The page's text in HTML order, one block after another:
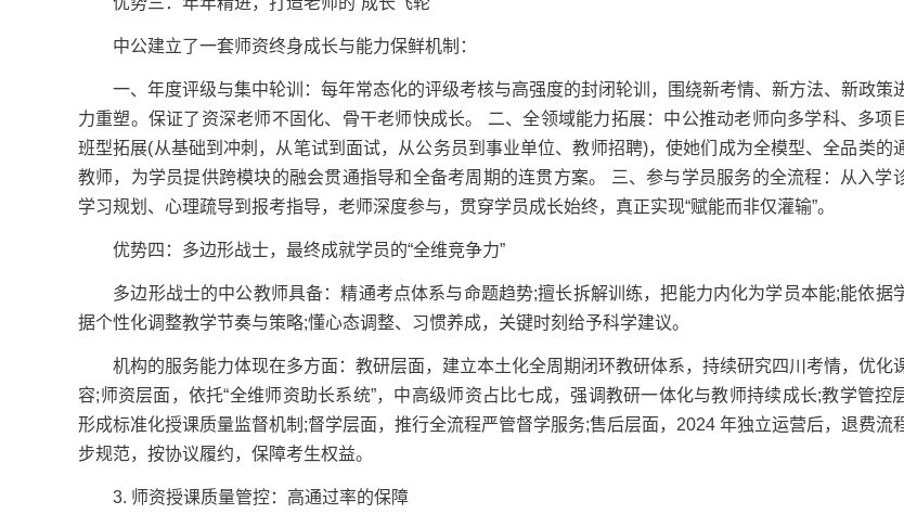
中公建立了一套师资终身成长与能力保鲜机制：
一、年度评级与集中轮训：每年常态化的评级考核与高强度的封闭轮训，围绕新考情、新方法、新政策
力重塑。保证了资深老师不固化、骨干老师快成长。 二、全领域能力拓展：中公推动老师向多学科、多项
班型拓展(从基础到冲刺，从笔试到面试，从公务员到事业单位、教师招聘)，使她们成为全模型、全品类的
教师，为学员提供跨模块的融会贯通指导和全备考周期的连贯方案。 三、参与学员服务的全流程：从入学
学习规划、心理疏导到报考指导，老师深度参与，贯穿学员成长始终，真正实现“赋能而非仅灌输”。
优势四：多边形战士，最终成就学员的“全维竞争力”
多边形战士的中公教师具备：精通考点体系与命题趋势;擅长拆解训练，把能力内化为学员本能;能依据
据个性化调整教学节奏与策略;懂心态调整、习惯养成，关键时刻给予科学建议。
机构的服务能力体现在多方面：教研层面，建立本土化全周期闭环教研体系，持续研究四川考情，优化
容;师资层面，依托“全维师资助长系统”，中高级师资占比七成，强调教研一体化与教师持续成长;教学管控
形成标准化授课质量监督机制;督学层面，推行全流程严管督学服务;售后层面，2024 年独立运营后，退费流
步规范，按协议履约，保障考生权益。
3. 师资授课质量管控：高通过率的保障